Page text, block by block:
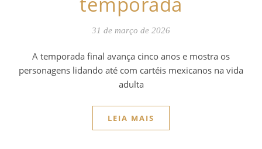
31 de março de 2026
A temporada final avança cinco anos e mostra os
personagens lidando até com cartéis mexicanos na vida
adulta
LEIA MAIS